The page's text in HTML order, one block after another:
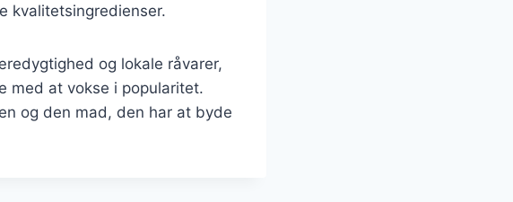
kvalitetsingredienser.
og lokale råvarer,
med at vokse i popularitet.
og den mad, den har at byde